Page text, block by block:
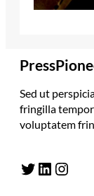
Sed ut
fringilla
voluptatem
Twitter LinkedIn Instagram